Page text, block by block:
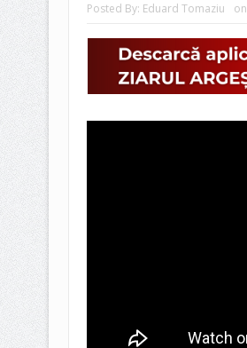
Posted By: Eduard Tomaziu